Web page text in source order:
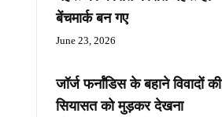
बेंचमार्क बन गए
June 23, 2026
जॉर्ज फर्नांडिस के बहाने विवादों की
सियासत को मुड़कर देखना